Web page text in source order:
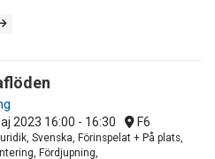
2023 16:00 - 16:30 F6
Svenska, Förinspelat + På plats,
Fördjupning,